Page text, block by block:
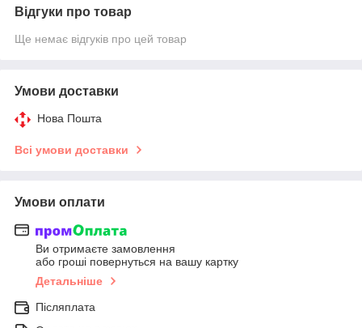
Відгуки про товар
Ще немає відгуків про цей товар
Умови доставки
Нова Пошта
Всі умови доставки
Умови оплати
Ви отримаєте замовлення
або гроші повернуться на вашу картку
Детальніше
Післяплата